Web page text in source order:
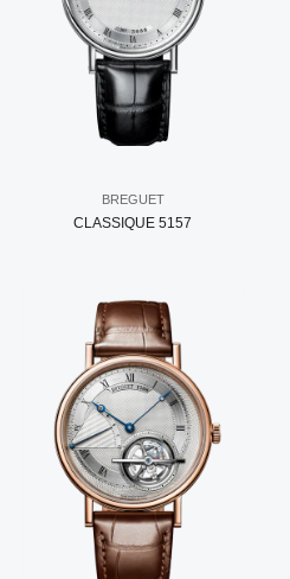
BREGUET
CLASSIQUE 5157